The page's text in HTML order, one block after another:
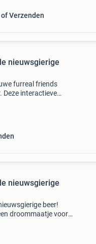
Verzenden
nieuwsgierige
furreal friends
Deze interactieve
nieuwsgierige
beer!
droommaatje voor